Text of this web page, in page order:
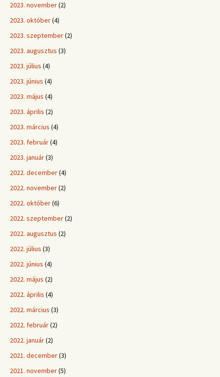
2023. november(2)
2023. október(4)
2023. szeptember(2)
2023. augusztus (3)
2023. július (4)
2023. június (4)
2023. május (4)
2023. április (2)
2023. március (4)
2023. február(4)
2023. január(3)
2022. december(4)
2022. november(2)
2022. október(6)
2022. szeptember(2)
2022. augusztus (2)
2022. július (3)
2022. június (4)
2022. május (2)
2022. április (4)
2022. március (3)
2022. február(2)
2022. január(2)
2021. december(3)
2021. november(5)